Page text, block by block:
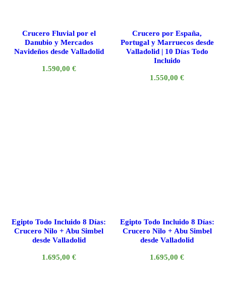
Crucero Fluvial por el
Danubio y Mercados
Navideños desde Valladolid
1.590,00 €
Crucero por España,
Portugal y Marruecos desde
Valladolid | 10 Días Todo
Incluido
1.550,00€
Egipto Todo Incluido 8 Días:
Crucero Nilo + Abu Simbel
desde Valladolid
1.695,00 €
Egipto Todo Incluido 8 Días:
Crucero Nilo + Abu Simbel
desde Valladolid
1.695,00€